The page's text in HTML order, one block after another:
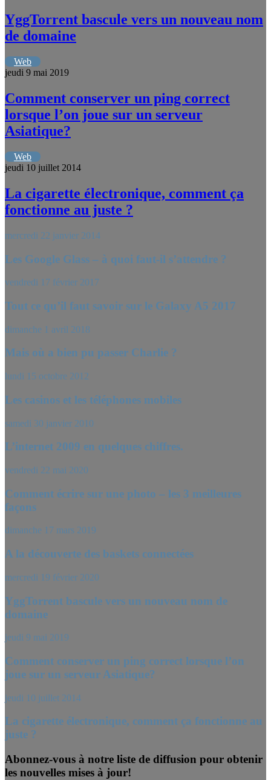
YggTorrent bascule vers un nouveau nom
de domaine
Web
jeudi 9 mai 2019
Comment conserver un ping correct
lorsque l’on joue sur un serveur
Asiatique?
Web
jeudi 10 juillet 2014
La cigarette électronique, comment ça
fonctionne au juste ?
mercredi 22 janvier 2014
Les Google Glass – à quoi faut-il s’attendre ?
vendredi 17 février 2017
Tout ce qu’il faut savoir sur le Galaxy A5 2017
dimanche 1 avril 2018
Mais où a bien pu passer Charlie ?
lundi 15 octobre 2012
Les casinos et les téléphones mobiles
samedi 30 janvier 2010
L’internet 2009 en quelques chiffres.
vendredi 22 mai 2020
Comment écrire sur une photo – les 3 meilleures
façons
dimanche 17 mars 2019
A la découverte des baskets connectées
mercredi 19 février 2020
YggTorrent bascule vers un nouveau nom de
domaine
jeudi 9 mai 2019
Comment conserver un ping correct lorsque l’on
joue sur un serveur Asiatique?
jeudi 10 juillet 2014
La cigarette électronique, comment ça fonctionne au
juste ?
Abonnez-vous à notre liste de diffusion pour obtenir
les nouvelles mises à jour!